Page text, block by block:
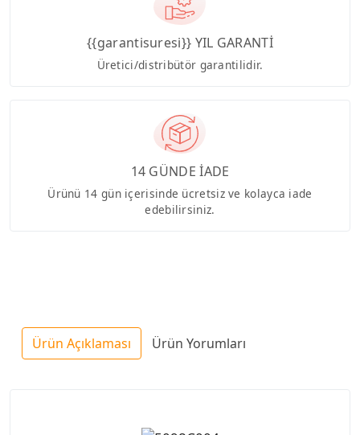
{{garantisuresi}} YIL GARANTİ
Üretici/distribütör garantilidir.
14 GÜNDE İADE
Ürünü 14 gün içerisinde ücretsiz ve kolayca iade
edebilirsiniz.
Ürün Açıklaması Ürün Yorumları